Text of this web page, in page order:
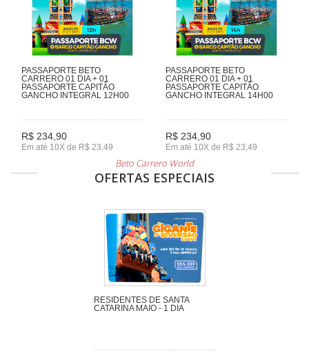
PASSAPORTE BETO
CARRERO 01 DIA + 01
PASSAPORTE CAPITÃO
GANCHO INTEGRAL 12H00
R$ 234,90
Em até 10X de R$ 23,49
PASSAPORTE BETO
CARRERO 01 DIA + 01
PASSAPORTE CAPITÃO
GANCHO INTEGRAL 14H00
R$ 234,90
Em até 10X de R$ 23,49
Beto Carrero World
OFERTAS ESPECIAIS
RESIDENTES DE SANTA
CATARINA MAIO - 1 DIA